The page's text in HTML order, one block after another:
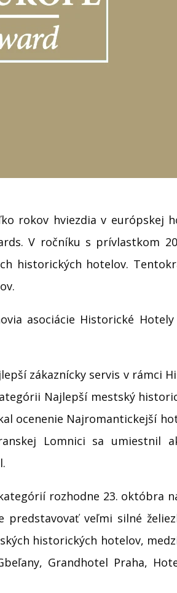
rokov hviezdia v európskej
V ročníku s prívlastkom
historických hotelov.
asociácie Historické Hotely
zákaznícky servis v rámci
Najlepší mestský
ocenenie Najromantickejší
Lomnici sa umiestnil
rozhodne 23. októbra
predstavovať veľmi silné
historických hotelov,
Grandhotel Praha,